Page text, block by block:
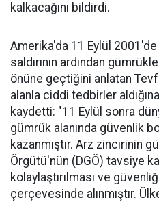
kalkacağını bildirdi.
Amerika'da 11 Eylül
saldırının ardından
önüne geçtiğini anlatan
alanla ciddi tedbirler
kaydetti: "11 Eylül sonra
gümrük alanında güvenlik
kazanmıştır. Arz zincirinin
Örgütü'nün (DGÖ) tavsiye
kolaylaştırılması ve
çerçevesinde alınmıştır.